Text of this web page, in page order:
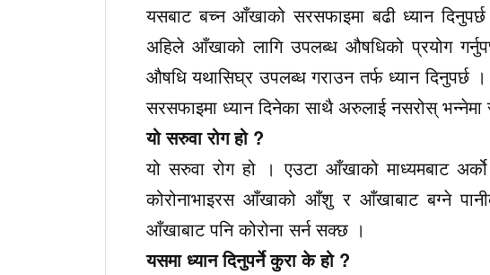
यसबाट बच्न आँखाको सरसफाइमा बढी ध्यान
अहिले आँखाको लागि उपलब्ध औषधिको प्रयोग
औषधि यथासिघ्र उपलब्ध गराउन तर्फ ध्यान
सरसफाइमा ध्यान दिनेका साथै अरुलाई नसरोस्
यो सरुवा रोग हो ?
यो सरुवा रोग हो । एउटा आँखाको माध्यमबाट
कोरोनाभाइरस आँखाको आँशु र आँखाबाट बग्ने
आँखाबाट पनि कोरोना सर्न सक्छ ।
यसमा ध्यान दिनुपर्ने कुरा के हो ?